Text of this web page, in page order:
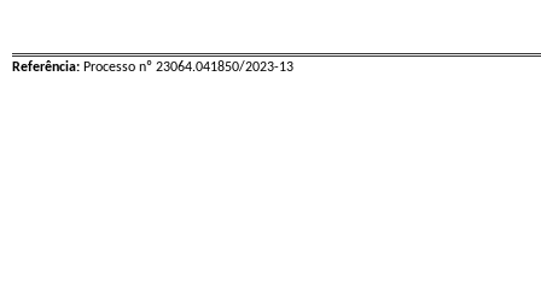
Referência: Processo nº 23064.041850/2023-13